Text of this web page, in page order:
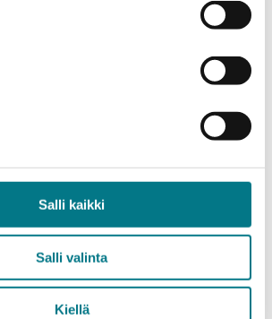
Salli kaikki
Salli valinta
Kiellä
Ura ja rekry -messuilla,
puheenvuoroja sekä löytämään